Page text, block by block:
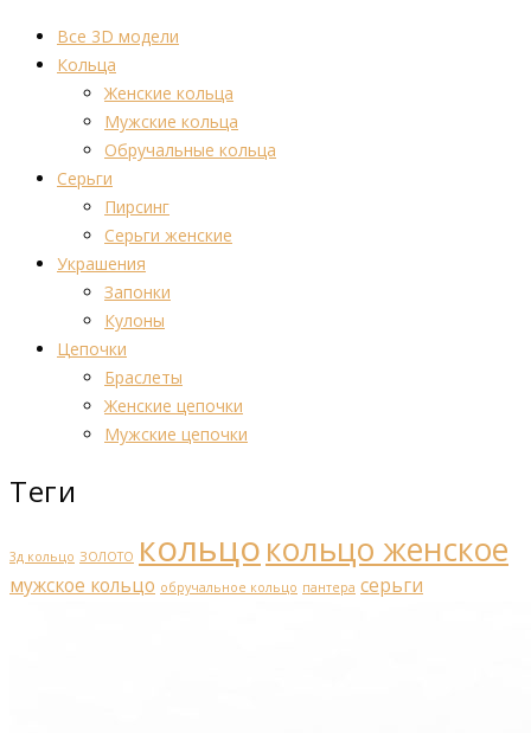
Все 3D модели
Кольца
Женские кольца
Мужские кольца
Обручальные кольца
Серьги
Пирсинг
Серьги женские
Украшения
Запонки
Кулоны
Цепочки
Браслеты
Женские цепочки
Мужские цепочки
Теги
3д кольцо ЗОЛОТО кольцокольцо женское
мужское кольцо обручальное кольцо пантера серьги